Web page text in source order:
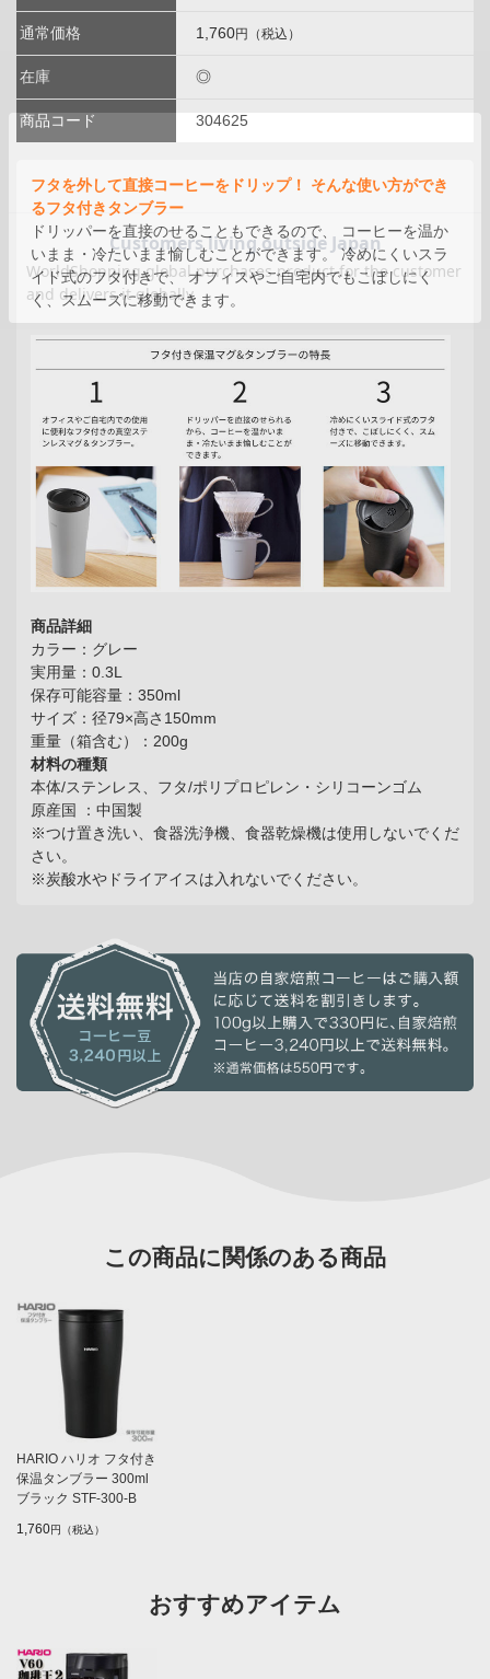
通常価格 1,760円（税込）
在庫 ◎
商品コード 304625
フタを外して直接コーヒーをドリップ！ そんな使い方ができ
るフタ付きタンブラー
ドリッパーを直接のせることもできるので、 コーヒーを温か
いまま・冷たいまま愉しむことができます。 冷めにくいスラ
イド式のフタ付きで、 オフィスやご自宅内でもこぼしにく
く、スムーズに移動できます。
商品詳細
カラー：グレー
実用量：0.3L
保存可能容量：350ml
サイズ：径79×高さ150mm
重量（箱含む）：200g
材料の種類
本体/ステンレス、フタ/ポリプロピレン・シリコーンゴム
原産国 ：中国製
※つけ置き洗い、食器洗浄機、食器乾燥機は使用しないでくだ
さい。
※炭酸水やドライアイスは入れないでください。
この商品に関係のある商品
HARIO ハリオ フタ付き
保温タンブラー 300ml
ブラック STF-300-B
1,760円（税込）
おすすめアイテム